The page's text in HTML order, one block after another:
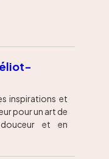
inspirations et
pour un art de
et en